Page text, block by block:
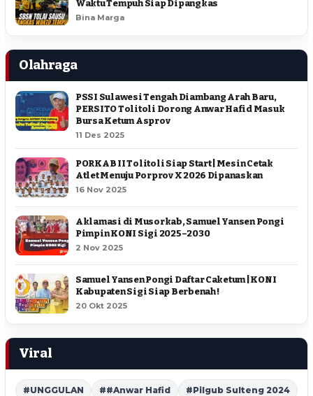
Waktu Tempuh Siap Dipangkas
Bina Marga
Olahraga
PSSI Sulawesi Tengah Diambang Arah Baru,
PERSITO Tolitoli Dorong Anwar Hafid Masuk
Bursa Ketum Asprov
11 Des 2025
PORKAB II Tolitoli Siap Start | Mesin Cetak
Atlet Menuju Porprov X 2026 Dipanaskan
16 Nov 2025
Aklamasi di Musorkab, Samuel Yansen Pongi
Pimpin KONI Sigi 2025–2030
2 Nov 2025
Samuel Yansen Pongi Daftar Caketum | KONI
Kabupaten Sigi Siap Berbenah !
20 Okt 2025
Viral
#UNGGULAN ##Anwar Hafid #Pilgub Sulteng 2024